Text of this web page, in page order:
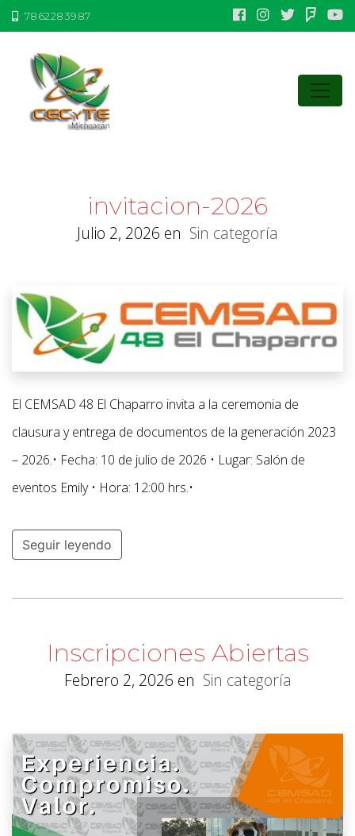
7862283987
invitacion-2026
Julio 2, 2026 en Sin categoría
El CEMSAD 48 El Chaparro invita a la ceremonia de
clausura y entrega de documentos de la generación 2023
– 2026.• Fecha: 10 de julio de 2026 • Lugar: Salón de
eventos Emily • Hora: 12:00 hrs.•
Seguir leyendo
Inscripciones Abiertas
Febrero 2, 2026 en Sin categoría